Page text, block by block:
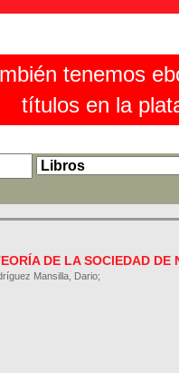
tenemos
títulos en la
DE LA SOCIEDAD DE
Mansilla, Dario;